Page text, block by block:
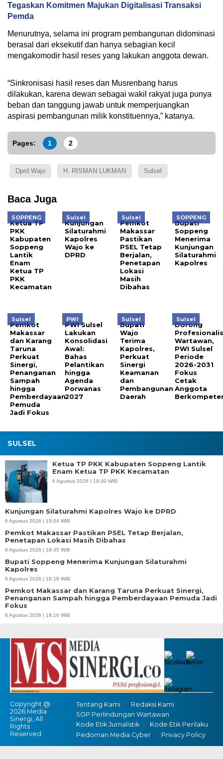
Tegaskan Komitmen Majukan Digitalisasi Transaksi
Pemda
Menurutnya, selama ini program pembangunan didominasi
berasal dari eksekutif dan hanya sebagian kecil
mengakomodir hasil reses yang lakukan anggota dewan.
“Sinkronisasi hasil reses dan Musrenbang harus
dilakukan, karena dewan sebagai wakil rakyat juga punya
beban dan tanggung jawab untuk memperjuangkan
aspirasi pembangunan milik konstituennya,” katanya.
Pages: 1 2
Dprd Wajo H. RISMAN LUKMAN Sulsel
Baca Juga
SOPPENG
Ketua TP
PKK
Kabupaten
Soppeng
Lantik
Enam
Ketua TP
PKK
Kecamatan
Sulsel
Kunjungan
Silaturahmi
Kapolres
Wajo ke
DPRD
Sulsel
Pemkot
Makassar
Pastikan
PSEL Tetap
Berjalan,
Penetapan
Lokasi
Masih
Dibahas
SOPPENG
Bupati
Soppeng
Menerima
Kunjungan
Silaturahmi
Kapolres
Sulsel
Pemkot
Makassar
dan Karang
Taruna
Perkuat
Sinergi,
Penanganan
Sampah
hingga
Pemberdayaan
Pemuda
Jadi Fokus
PWI
PWI Sulsel
Lakukan
Konsolidasi
Awal:
Bahas
Pelantikan
hingga
Agenda
Porwanas
2027
Sulsel
Bupati
Wajo
Terima
Kapolres,
Perkuat
Sinergi
Keamanan
dan
Pembangunan
Daerah
Sulsel
Dorong
Wartawan,
PWI Sulsel
Periode
2026-2031
Fokus
Cetak
Anggota
SULSEL
Ketua TP PKK Kabupaten Soppeng Lantik
Enam Ketua TP PKK Kecamatan
6 Agustus 2026 | 19:30 WIB
Kunjungan Silaturahmi Kapolres Wajo ke DPRD
6 Agustus 2026 | 19:04 WIB
Pemkot Makassar Pastikan PSEL Tetap Berjalan,
Penetapan Lokasi Masih Dibahas
6 Agustus 2026 | 18:45 WIB
Bupati Soppeng Menerima Kunjungan Silaturahmi
Kapolres
6 Agustus 2026 | 18:18 WIB
Pemkot Makassar dan Karang Taruna Perkuat Sinergi,
Penanganan Sampah hingga Pemberdayaan Pemuda Jadi
Fokus
6 Agustus 2026 | 18:16 WIB
Copyright @
2026 Media
Sinergi, All
Rights
Reserved
Tentang Kami
Redaksi Kami
SOP Perlindungan Wartawan
Kode Etik Jurnalistik
Kode Etik Perilaku
Pedoman Media Cyber
Privacy Policy